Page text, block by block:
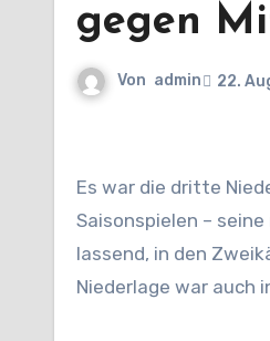
gegen
Von admin 22.
Es war die dritte Niederlage in Folge für den RSV, der – im Gegensatz zu den bisherigen fünf Kreisoberliga-
Saisonspielen –
lassend, in den
Niederlage war auch